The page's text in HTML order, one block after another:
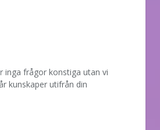
inga frågor konstiga utan vi
kunskaper utifrån din